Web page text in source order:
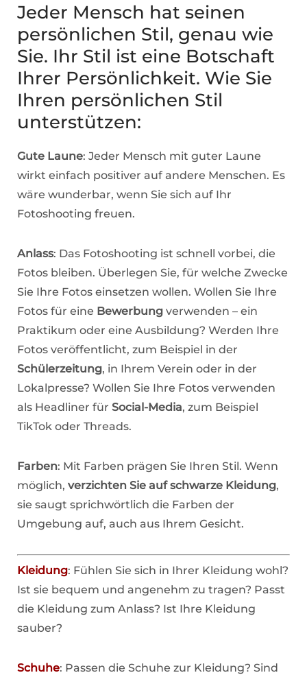
Jeder Mensch hat seinen
persönlichen Stil, genau wie
Sie. Ihr Stil ist eine Botschaft
Ihrer Persönlichkeit. Wie Sie
Ihren persönlichen Stil
unterstützen:
Gute Laune: Jeder Mensch mit guter Laune
wirkt einfach positiver auf andere Menschen. Es
wäre wunderbar, wenn Sie sich auf Ihr
Fotoshooting freuen.
Anlass: Das Fotoshooting ist schnell vorbei, die
Fotos bleiben. Überlegen Sie, für welche Zwecke
Sie Ihre Fotos einsetzen wollen. Wollen Sie Ihre
Fotos für eine Bewerbung verwenden – ein
Praktikum oder eine Ausbildung? Werden Ihre
Fotos veröffentlicht, zum Beispiel in der
Schülerzeitung, in Ihrem Verein oder in der
Lokalpresse? Wollen Sie Ihre Fotos verwenden
als Headliner für Social-Media, zum Beispiel
TikTok oder Threads.
Farben: Mit Farben prägen Sie Ihren Stil. Wenn
möglich, verzichten Sie auf schwarze Kleidung,
sie saugt sprichwörtlich die Farben der
Umgebung auf, auch aus Ihrem Gesicht.
Kleidung: Fühlen Sie sich in Ihrer Kleidung wohl?
Ist sie bequem und angenehm zu tragen? Passt
die Kleidung zum Anlass? Ist Ihre Kleidung
sauber?
Schuhe: Passen die Schuhe zur Kleidung? Sind